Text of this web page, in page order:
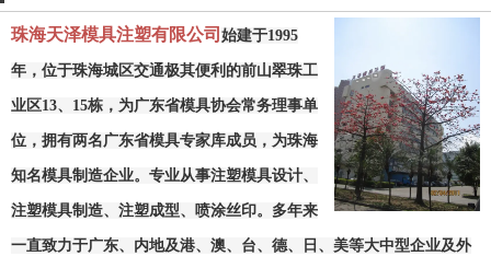
珠海天泽模具注塑有限公司 始建于1995
年，位于珠海城区交通极其便利的前山翠珠工
业区13、15栋，为广东省模具协会常务理事单
位，拥有两名广东省模具专家库成员，为珠海
知名模具制造企业。专业从事注塑模具设计、
注塑模具制造、注塑成型、喷涂丝印。多年来
一直致力于广东、内地及港、澳、台、德、日、美等大中型企业及外